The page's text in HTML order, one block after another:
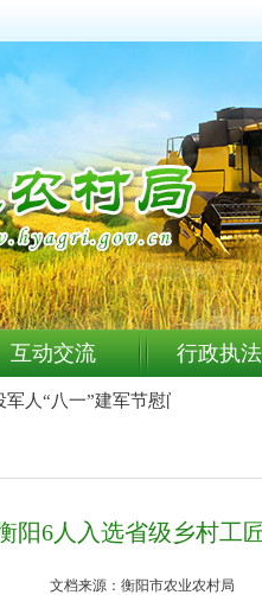
互动交流 行政执
“八一”建军节慰问座谈会
阳6人入选省级乡村工
文档来源：衡阳市农业农村局